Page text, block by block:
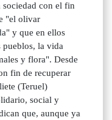
con el fin
"el olivar
y que en ellos
pueblos, la vida
y flora". Desde
fin de recuperar
(Teruel)
social y
que, aunque ya